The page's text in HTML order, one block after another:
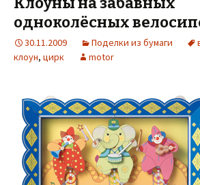
одноколёсных
30.11.2009 Поделки из бумаги
клоун, цирк motor